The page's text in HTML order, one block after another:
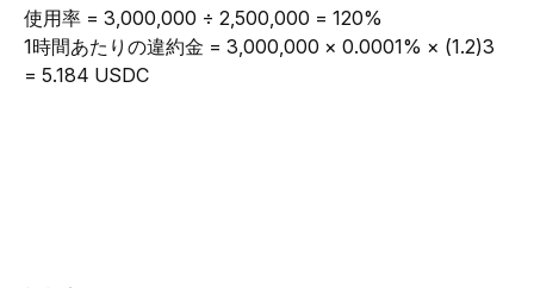
使用率 = 3,000,000 ÷ 2,500,000 = 120%
1時間あたりの違約金 = 3,000,000 × 0.0001% × (1.2)3
= 5.184 USDC